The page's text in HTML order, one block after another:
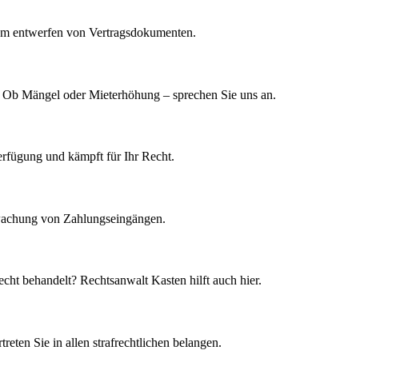
entwerfen von Vertragsdokumenten.
Mängel oder Mieterhöhung – sprechen Sie uns an.
und kämpft für Ihr Recht.
von Zahlungseingängen.
behandelt? Rechtsanwalt Kasten hilft auch hier.
Sie in allen strafrechtlichen belangen.